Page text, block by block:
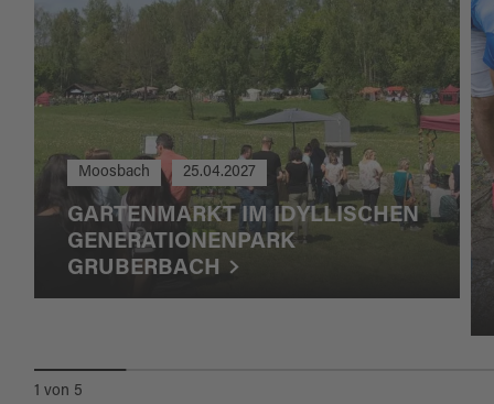
Moosbach 25.04.2027
GARTENMARKT IM IDYLLISCHEN
GENERATIONENPARK
GRUBERBACH
1 von 5